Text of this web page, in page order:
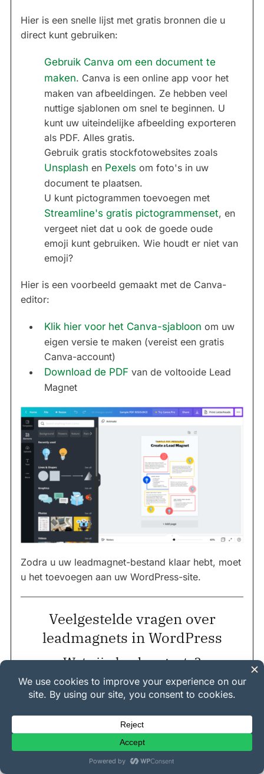
Hier is een snelle lijst met gratis bronnen die u
direct kunt gebruiken:
Gebruik Canva om een document te
maken. Canva is een online app voor het
maken van afbeeldingen. Ze hebben veel
nuttige sjablonen om snel te beginnen. U
kunt uw uiteindelijke afbeelding exporteren
als PDF. Alles gratis.
Gebruik gratis stockfotowebsites zoals
Unsplash en Pexels om foto's in uw
document te plaatsen.
U kunt pictogrammen toevoegen met
Streamline's gratis pictogrammenset, en
vergeet niet dat u ook de goede oude
emoji kunt gebruiken. Wie houdt er niet van
emoji?
Hier is een voorbeeld gemaakt met de Canva-
editor:
Klik hier voor het Canva-sjabloon om uw
eigen versie te maken (vereist een gratis
Canva-account)
Download de PDF van de voltooide Lead
Magnet
Zodra u uw leadmagnet-bestand klaar hebt, moet
u het toevoegen aan uw WordPress-site.
Veelgestelde vragen over
leadmagnets in WordPress
Wat zijn leadmagnets?
Leadmagnets zijn waardevolle bronnen of
incentives die aan websitebezoekers worden
aangeboden in ruil voor hun contactgegevens,
meestal hun e-mailadressen. Deze bronnen
kunnen e-books, sjablonen, checklists,
handleidingen of andere digitale inhoud zijn die